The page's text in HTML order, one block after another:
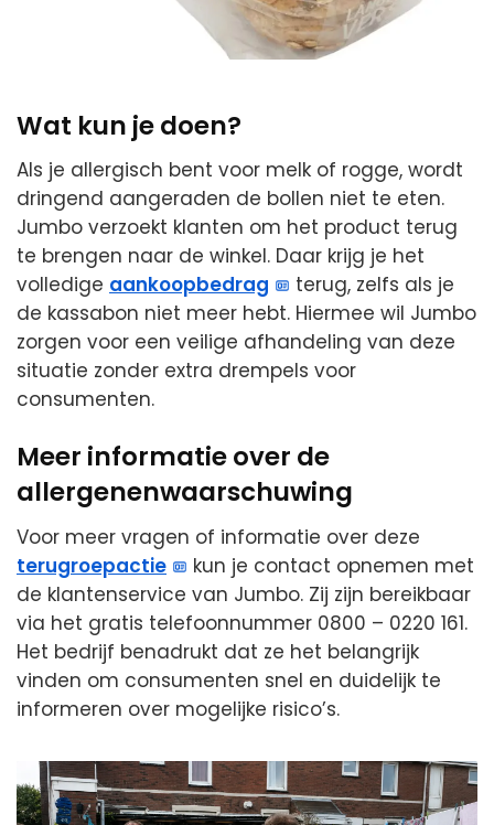
Wat kun je doen?
Als je allergisch bent voor melk of rogge, wordt
dringend aangeraden de bollen niet te eten.
Jumbo verzoekt klanten om het product terug
te brengen naar de winkel. Daar krijg je het
volledige aankoopbedrag
terug, zelfs als je
de kassabon niet meer hebt. Hiermee wil Jumbo
zorgen voor een veilige afhandeling van deze
situatie zonder extra drempels voor
consumenten.
Meer informatie over de
allergenenwaarschuwing
Voor meer vragen of informatie over deze
terugroepactie
kun je contact opnemen met
de klantenservice van Jumbo. Zij zijn bereikbaar
via het gratis telefoonnummer 0800 – 0220 161.
Het bedrijf benadrukt dat ze het belangrijk
vinden om consumenten snel en duidelijk te
informeren over mogelijke risico’s.